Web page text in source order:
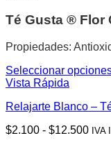
se
elegir
en
la
página
de
producto
Té Gusta ® Flor
Propiedades:
Seleccionar
Este
tiene
variantes.
Vista Rápida
Relajarte Blanco –
$2.100 - $12.500 IVA